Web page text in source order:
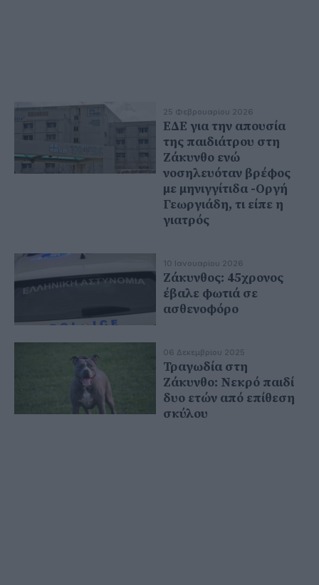
25 Φεβρουαρίου 2026
ΕΔΕ για την απουσία
της παιδιάτρου στη
Ζάκυνθο ενώ
νοσηλευόταν βρέφος
με μηνιγγίτιδα -Οργή
Γεωργιάδη, τι είπε η
γιατρός
10 Ιανουαρίου 2026
Ζάκυνθος: 45χρονος
έβαλε φωτιά σε
ασθενοφόρο
06 Δεκεμβρίου 2025
Τραγωδία στη
Ζάκυνθο: Νεκρό παιδί
δυο ετών από επίθεση
σκύλου